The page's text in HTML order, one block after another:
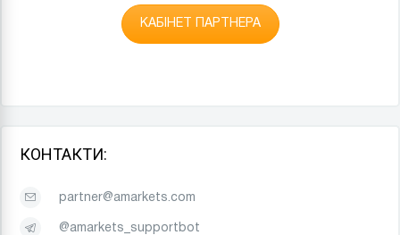
КАБIНЕТ ПАРТНЕРА
КОНТАКТИ:
partner@amarkets.com
@amarkets_supportbot